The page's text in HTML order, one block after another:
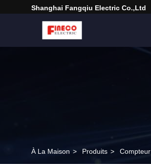
Shanghai Fangqiu Electric Co.,ltd
À La Maison > Produits >